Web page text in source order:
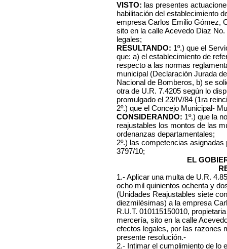
VISTO: las presentes
habilitación del establecimiento
empresa Carlos Emilio Gómez,
sito en la calle Acevedo Diaz
legales;
RESULTANDO: 1º.) que el
que: a) el establecimiento de
respecto a las normas
municipal (Declaración Jurada
Nacional de Bomberos, b) se
otra de U.R. 7.4205 según lo
promulgado el 23/IV/84 (1ra
2º.) que el Concejo Municipal-
CONSIDERANDO: 1º.) que la
reajustables los montos de las
ordenanzas departamentales;
2º.) las competencias
3797/10;
EL
1.- Aplicar una multa de U.R.
ocho mil quinientos ochenta y
(Unidades Reajustables siete
diezmilésimas) a la empresa
R.U.T. 010115150010,
mercería, sito en la calle
efectos legales, por las razones
presente resolución.-
2.- Intimar el cumplimiento de lo